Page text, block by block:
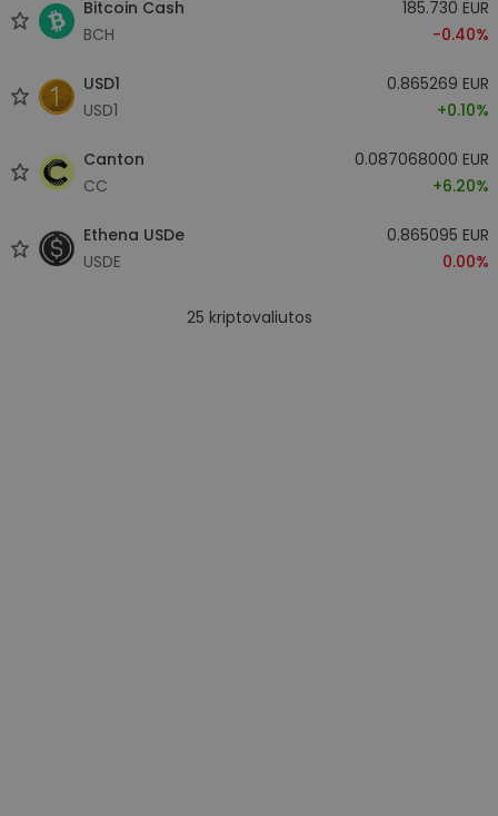
Bitcoin Cash
BCH
185.730 EUR
-0.40%
USD1
USD1
0.865269 EUR
+0.10%
Canton
CC
0.087068000 EUR
+6.20%
Ethena USDe
USDE
0.865095 EUR
0.00%
25 kriptovaliutos